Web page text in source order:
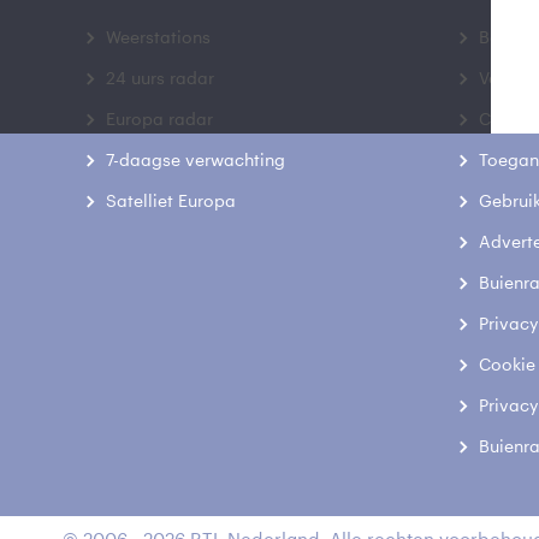
Weerstations
24 uurs radar
Europa radar
7-daagse verwachting
Satelliet Europa
Contact